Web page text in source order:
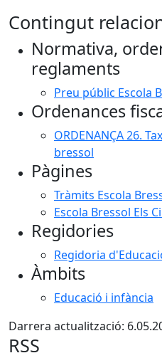
Contingut
Normativa,
reglaments
Preu públic Escola
Ordenances
ORDENANÇA 26.
bressol
Pàgines
Tràmits Escola
Escola Bressol Els
Regidories
Regidoria
Àmbits
Educació i infància
Darrera actualització:
RSS